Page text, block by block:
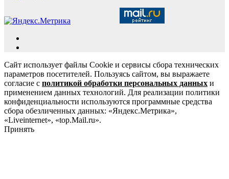
Сайт использует файлы Cookie и сервисы сбора технических
параметров посетителей. Пользуясь сайтом, вы выражаете
согласие с политикой обработки персональных данных и
применением данных технологий. Для реализации политики
конфиденциальности используются программные средства
сбора обезличенных данных: «Яндекс.Метрика»,
«Liveinternet», «top.Mail.ru».
Принять